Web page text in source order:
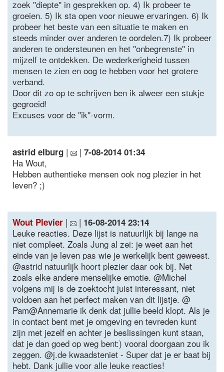
zoek ''diepte'' in gesprekken op. 4) Ik probeer te
groeien. 5) Ik sta open voor nieuwe ervaringen. 6) Ik
probeer het beste van een situatie te maken en
steeds minder over anderen te oordelen.7) Ik probeer
anderen te ondersteunen en het ''onbegrenste'' in
mijzelf te ontdekken. De wederkerigheid tussen
mensen te zien en oog te hebben voor het grotere
verband.
Door dit zo op te schrijven ben ik alweer een stukje
gegroeid!
Excuses voor de ''ik''-vorm.
astrid elburg | | 7-08-2014 01:34
Ha Wout,
Hebben authentieke mensen ook nog plezier in het
leven? ;)
Wout Plevier | | 16-08-2014 23:14
Leuke reacties. Deze lijst is natuurlijk bij lange na
niet compleet. Zoals Jung al zei: je weet aan het
einde van je leven pas wie je werkelijk bent geweest.
@astrid natuurlijk hoort plezier daar ook bij. Net
zoals elke andere menselijke emotie. @Michel
volgens mij is de zoektocht juist interessant, niet
voldoen aan het perfect maken van dit lijstje. @
Pam@Annemarie ik denk dat jullie beeld klopt. Als je
in contact bent met je omgeving en tevreden kunt
zijn met jezelf en achter je beslissingen kunt staan,
dat je dan goed op weg bent:) vooral doorgaan zou ik
zeggen. @j.de kwaadsteniet - Super dat je er baat bij
hebt. Dank jullie voor alle leuke reacties!